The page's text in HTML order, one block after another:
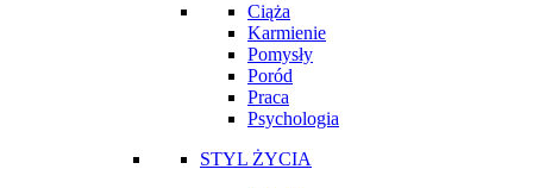
Ciąża
Karmienie
Pomysły
Poród
Praca
Psychologia
STYL ŻYCIA